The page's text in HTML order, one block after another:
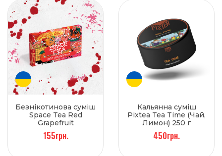
Безнікотинова суміш
Space Tea Red
Grapefruit
(Грейпфрут) 40 г
155грн.
Кальянна суміш
Pixtea Tea Time (Чай,
Лимон) 250 г
450грн.